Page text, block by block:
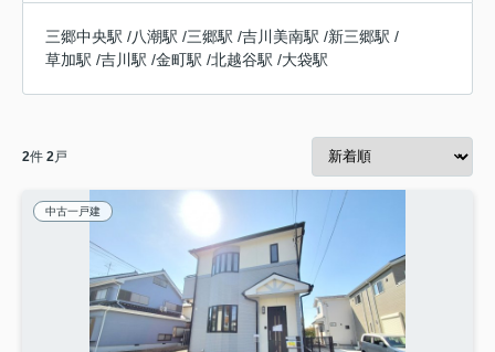
三郷中央駅 /八潮駅 /三郷駅 /吉川美南駅 /新三郷駅 /
草加駅 /吉川駅 /金町駅 /北越谷駅 /大袋駅
2件 2 戸
中古一戸建